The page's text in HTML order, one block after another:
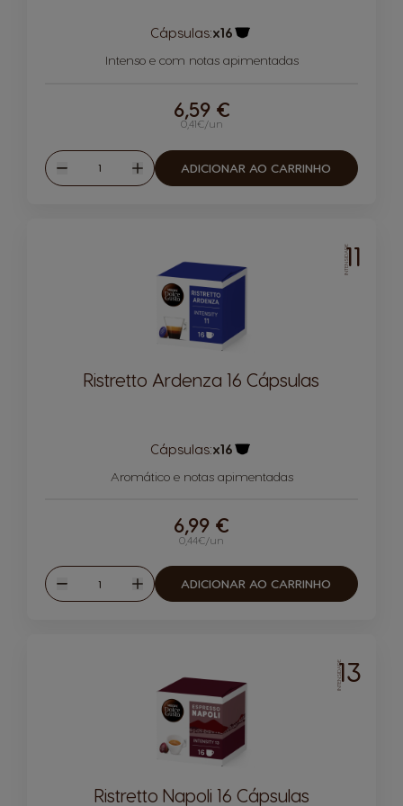
Cápsulas:x16
Intenso e com notas apimentadas
0,41€/un
6,59 €
Reduzir
Quantidade
Aumentar
ADICIONAR AO CARRINHO
INTENSIDADE11
Ristretto Ardenza 16 Cápsulas
Cápsulas:x16
Aromático e notas apimentadas
0,44€/un
6,99 €
Reduzir
Quantidade
Aumentar
ADICIONAR AO CARRINHO
INTENSIDADE13
Ristretto Napoli 16 Cápsulas